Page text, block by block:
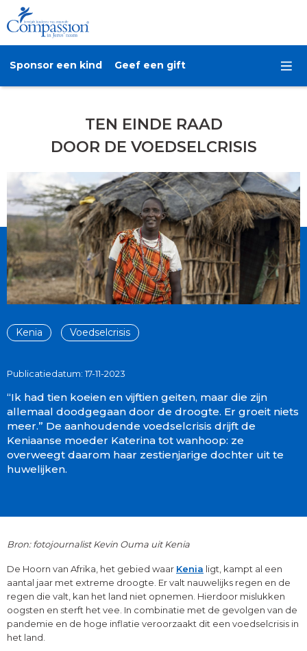
Sponsor een kind Geef een gift
TEN EINDE RAAD
DOOR DE VOEDSELCRISIS
Kenia Voedselcrisis
Publicatiedatum: 17-11-2023
“Ik had tien koeien en vijftien geiten, maar die zijn
allemaal doodgegaan door de droogte. Er groeit niets
meer.” De aanhoudende voedselcrisis drijft de
Keniaanse moeder Katerina tot wanhoop: ze
overweegt daarom haar zestienjarige dochter uit te
huwelijken.
Bron: fotojournalist Kevin Ouma uit Kenia
De Hoorn van Afrika, het gebied waar Kenia ligt, kampt al een
aantal jaar met extreme droogte. Er valt nauwelijks regen en de
regen die valt, kan het land niet opnemen. Hierdoor mislukken
oogsten en sterft het vee. In combinatie met de gevolgen van de
pandemie en de hoge inflatie veroorzaakt dit een voedselcrisis in
het land.